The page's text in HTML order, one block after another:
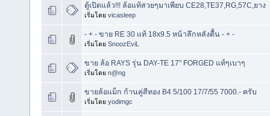
ตู้เปิดแล้ว!!! ล้อแท้สวยๆมาเพียบ CE28,TE37,RG,57C,ยาง
เริ่มโดย vicasleep
- + - ขาย RE 30 แท้ 18x9.5 หน้าลึกหลังตื้น - + -
เริ่มโดย SnoozEviL
ขาย ล้อ RAYS รุ่น DAY-TE 17" FORGED แท้ๆเบาๆ
เริ่มโดย n@ng
ขายล้อแม็ก ก้านคู่สีทอง B4 5/100 17/7/55 7000.- ครับ
เริ่มโดย yodimgc